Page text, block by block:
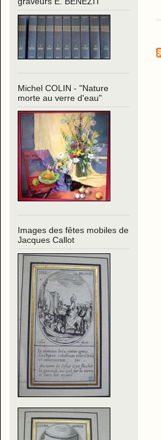
Michel COLIN - "Nature
morte au verre d'eau"
Images des fêtes mobiles de
Jacques Callot